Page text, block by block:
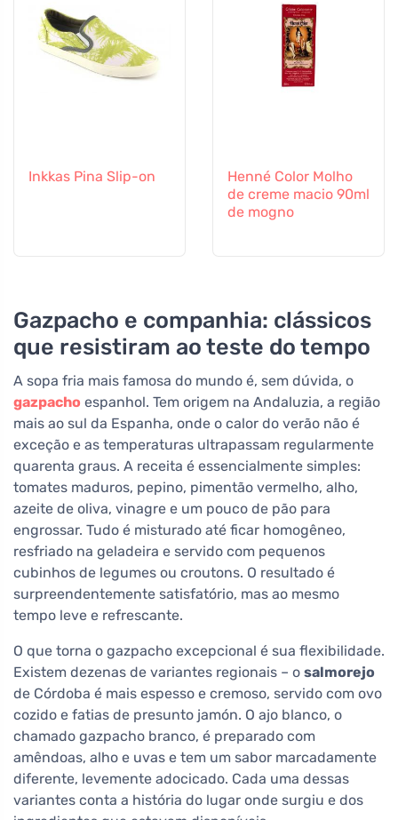
Inkkas Pina Slip-on
Henné Color Molho
de creme macio 90ml
de mogno
Gazpacho e companhia: clássicos
que resistiram ao teste do tempo
A sopa fria mais famosa do mundo é, sem dúvida, o
gazpacho espanhol. Tem origem na Andaluzia, a região
mais ao sul da Espanha, onde o calor do verão não é
exceção e as temperaturas ultrapassam regularmente
quarenta graus. A receita é essencialmente simples:
tomates maduros, pepino, pimentão vermelho, alho,
azeite de oliva, vinagre e um pouco de pão para
engrossar. Tudo é misturado até ficar homogêneo,
resfriado na geladeira e servido com pequenos
cubinhos de legumes ou croutons. O resultado é
surpreendentemente satisfatório, mas ao mesmo
tempo leve e refrescante.
O que torna o gazpacho excepcional é sua flexibilidade.
Existem dezenas de variantes regionais – o salmorejo
de Córdoba é mais espesso e cremoso, servido com ovo
cozido e fatias de presunto jamón. O ajo blanco, o
chamado gazpacho branco, é preparado com
amêndoas, alho e uvas e tem um sabor marcadamente
diferente, levemente adocicado. Cada uma dessas
variantes conta a história do lugar onde surgiu e dos